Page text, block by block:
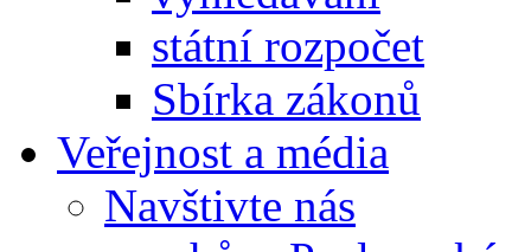
státní rozpočet
Sbírka zákonů
Veřejnost a média
Navštivte nás